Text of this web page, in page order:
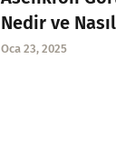
Nedir ve
Oca 23, 2025